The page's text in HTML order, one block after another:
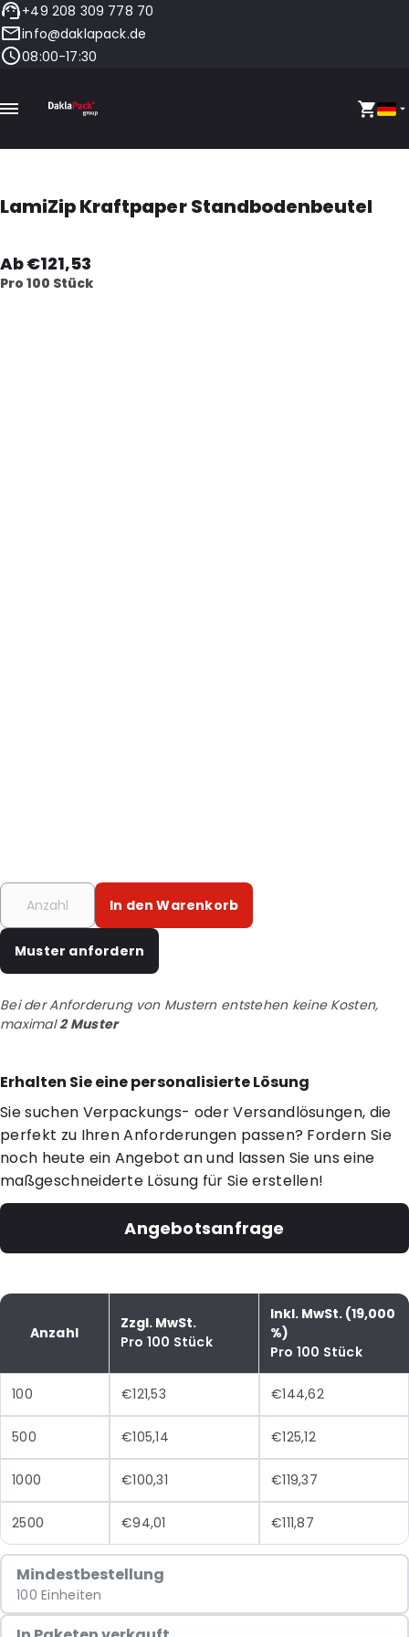
+49 208 309 778 70
info@daklapack.de
08:00-17:30
LamiZip Kraftpaper Standbodenbeutel
Ab €121,53
Pro 100 Stück
In den Warenkorb
Muster anfordern
Bei der Anforderung von Mustern entstehen keine Kosten,
maximal2 Muster
Erhalten Sie eine personalisierte Lösung
Sie suchen Verpackungs- oder Versandlösungen, die
perfekt zu Ihren Anforderungen passen? Fordern Sie
noch heute ein Angebot an und lassen Sie uns eine
maßgeschneiderte Lösung für Sie erstellen!
Angebotsanfrage
Anzahl
Zzgl. MwSt.
Pro 100 Stück
Inkl. MwSt. (19,000
%)
Pro 100 Stück
100 €121,53 €144,62
500 €105,14 €125,12
1000 €100,31 €119,37
2500 €94,01 €111,87
Mindestbestellung
100 Einheiten